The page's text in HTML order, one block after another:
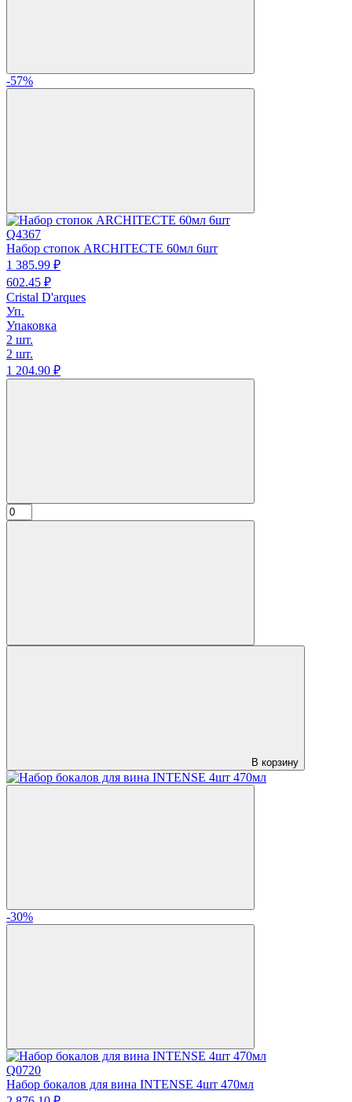
-57%
Q4367
Набор стопок ARCHITECTE 60мл 6шт
1 385.99 ₽
602.45 ₽
Cristal D'arques
Уп.
Упаковка
2 шт.
2 шт.
1 204.90 ₽
В корзину
-30%
Q0720
Набор бокалов для вина INTENSE 4шт 470мл